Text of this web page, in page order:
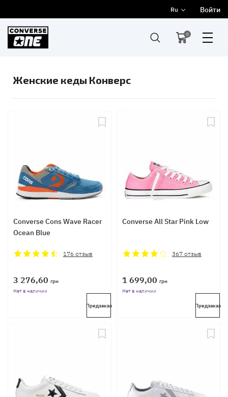
Ru Войти
0
Женские кеды Конверс
Converse Cons Wave Racer
Ocean Blue
176отзыв
3 276,60 грн
Нет в наличии
Предзаказ
Converse All Star Pink Low
367отзыв
1 699,00 грн
Нет в наличии
Предзаказ